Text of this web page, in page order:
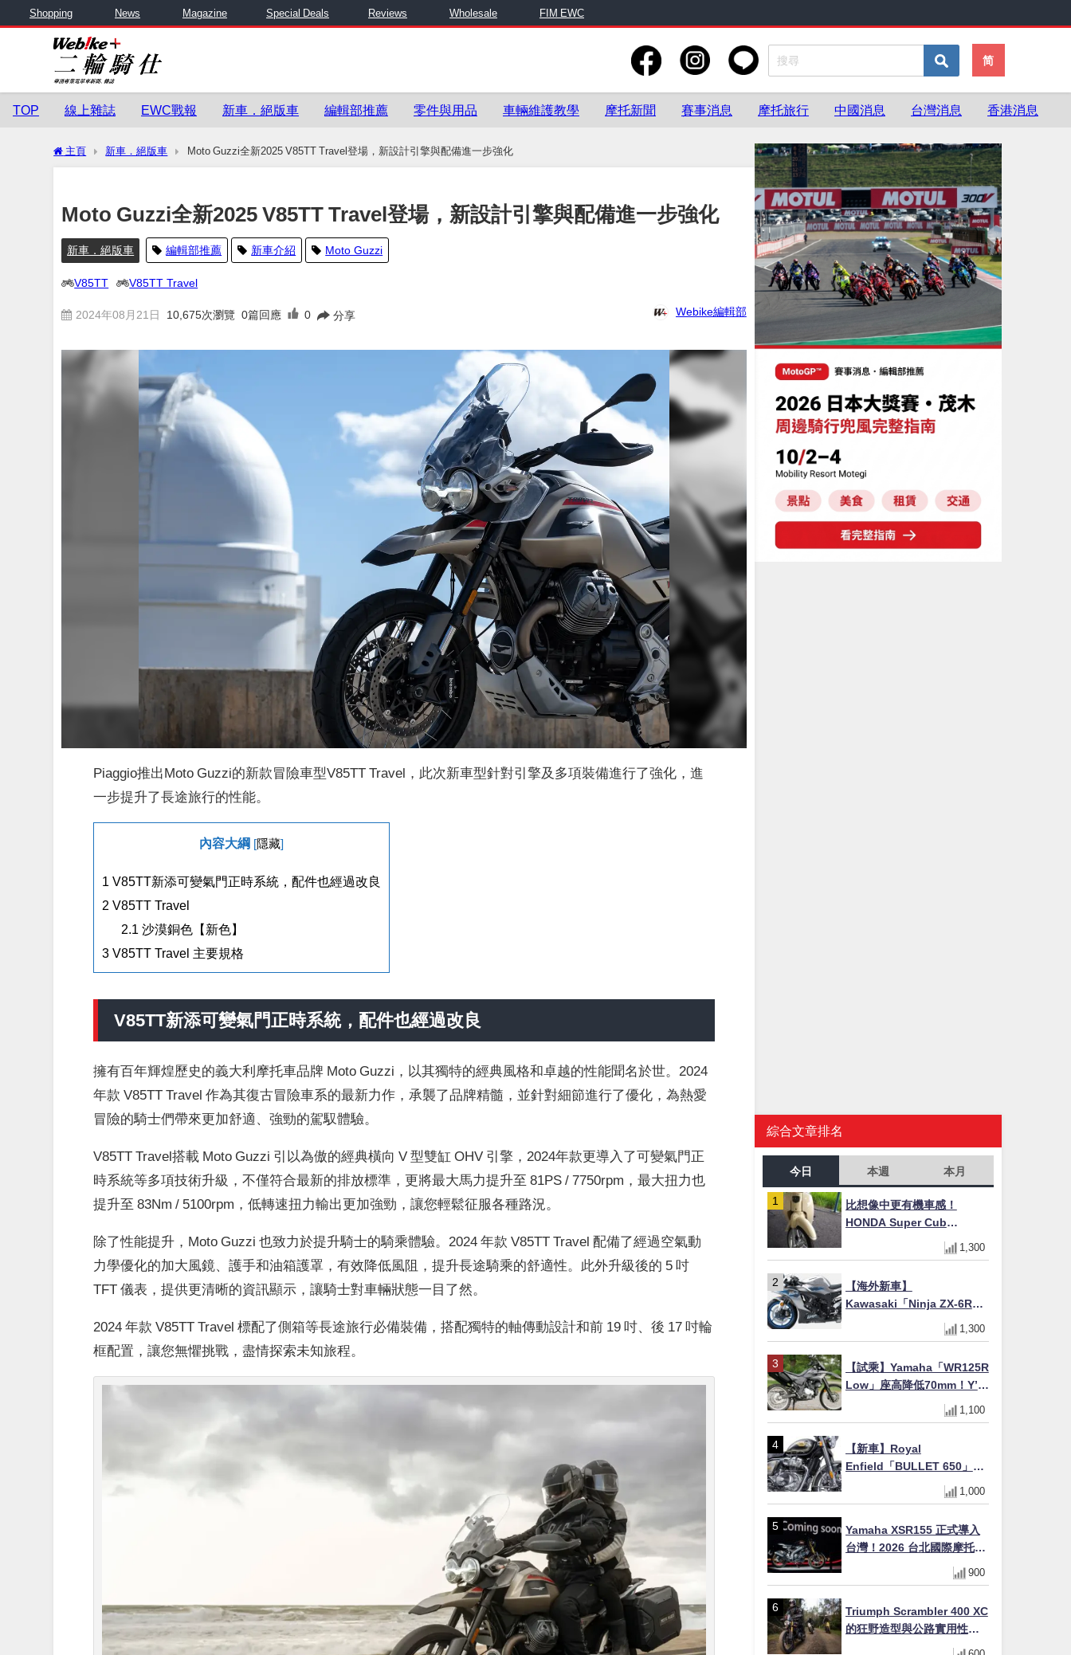
Shopping News Magazine Special Deals Reviews Wholesale FIM EWC
简
TOP 線上雜誌 EWC戰報 新車．絕版車 編輯部推薦 零件與用品 車輛維護教學 摩托新聞 賽事消息 摩托旅行 中國消息 台灣消息 香港消息
主頁 新車．絕版車 Moto Guzzi全新2025 V85TT Travel登場，新設計引擎與配備進一步強化
Moto Guzzi全新2025 V85TT Travel登場，新設計引擎與配備進一步強化
新車．絕版車 編輯部推薦 新車介紹 Moto Guzzi
V85TT V85TT Travel
2024年08月21日 10,675次瀏覽 0篇回應 0 分享 Webike編輯部
Piaggio推出Moto Guzzi的新款冒險車型V85TT Travel，此次新車型針對引擎及多項裝備進行了強化，進
一步提升了長途旅行的性能。
內容大綱 隱藏
1 V85TT新添可變氣門正時系統，配件也經過改良
2 V85TT Travel
2.1 沙漠銅色【新色】
3 V85TT Travel 主要規格
V85TT新添可變氣門正時系統，配件也經過改良
擁有百年輝煌歷史的義大利摩托車品牌 Moto Guzzi，以其獨特的經典風格和卓越的性能聞名於世。2024
年款 V85TT Travel 作為其復古冒險車系的最新力作，承襲了品牌精髓，並針對細節進行了優化，為熱愛
冒險的騎士們帶來更加舒適、強勁的駕馭體驗。
V85TT Travel搭載 Moto Guzzi 引以為傲的經典橫向 V 型雙缸 OHV 引擎，2024年款更導入了可變氣門正
時系統等多項技術升級，不僅符合最新的排放標準，更將最大馬力提升至 81PS / 7750rpm，最大扭力也
提升至 83Nm / 5100rpm，低轉速扭力輸出更加強勁，讓您輕鬆征服各種路況。
除了性能提升，Moto Guzzi 也致力於提升騎士的騎乘體驗。2024 年款 V85TT Travel 配備了經過空氣動
力學優化的加大風鏡、護手和油箱護罩，有效降低風阻，提升長途騎乘的舒適性。此外升級後的 5 吋
TFT 儀表，提供更清晰的資訊顯示，讓騎士對車輛狀態一目了然。
2024 年款 V85TT Travel 標配了側箱等長途旅行必備裝備，搭配獨特的軸傳動設計和前 19 吋、後 17 吋輪
框配置，讓您無懼挑戰，盡情探索未知旅程。
綜合文章排名
今日 本週 本月
比想像中更有機車感！
HONDA Super Cub
110【Webike愛車精選】
1,300
【海外新車】
Kawasaki「Ninja ZX-6R」
2027年式北美發表！636cc
四缸×銀河銀/暮光藍新色
美元起
1,300
【試乘】Yamaha「WR125R
Low」座高降低70mm！Y’s
Gear低座高座墊×低座高連桿
×腳踏著地感大幅改善，越野
1,100
【新車】Royal
Enfield「BULLET 650」8
月27日日本發售（98萬日圓
～）！648cc空冷並列雙缸×
色
1,000
Yamaha XSR155 正式導入
台灣！2026 台北國際摩托車
展亮相，70 週年紀念版
YZF-R 系列限量追加販售
900
Triumph Scrambler 400 XC
的狂野造型與公路實用性的